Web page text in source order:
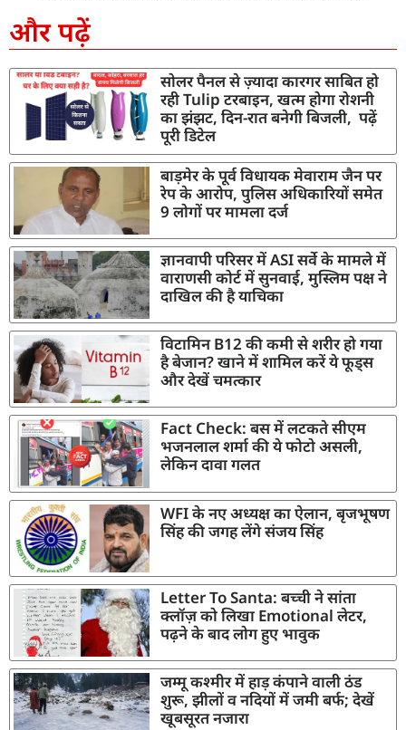
और पढ़ें
सोलर पैनल से ज़्यादा कारगर साबित हो
रही Tulip टरबाइन, खत्म होगा रोशनी
का झंझट, दिन-रात बनेगी बिजली, पढ़ें
पूरी डिटेल
बाड़मेर के पूर्व विधायक मेवाराम जैन पर
रेप के आरोप, पुलिस अधिकारियों समेत
9 लोगों पर मामला दर्ज
ज्ञानवापी परिसर में ASI सर्वे के मामले में
वाराणसी कोर्ट में सुनवाई, मुस्लिम पक्ष ने
दाखिल की है याचिका
विटामिन B12 की कमी से शरीर हो गया
है बेजान? खाने में शामिल करें ये फूड्स
और देखें चमत्कार
Fact Check: बस में लटकते सीएम
भजनलाल शर्मा की ये फोटो असली,
लेकिन दावा गलत
WFI के नए अध्यक्ष का ऐलान, बृजभूषण
सिंह की जगह लेंगे संजय सिंह
Letter To Santa: बच्ची ने सांता
क्लॉज़ को लिखा Emotional लेटर,
पढ़ने के बाद लोग हुए भावुक
जम्मू कश्मीर में हाड़ कंपाने वाली ठंड
शुरू, झीलों व नदियों में जमी बर्फ; देखें
खूबसूरत नजारा